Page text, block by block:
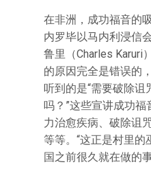
在非洲，成功福音的
内罗毕以马内利浸信
鲁里（Charles Karuri
的原因完全是错误的
听到的是“需要破除
吗？”这些宣讲成功
力治愈疾病、破除诅
等等。“这正是村里
国之前很久就在做的